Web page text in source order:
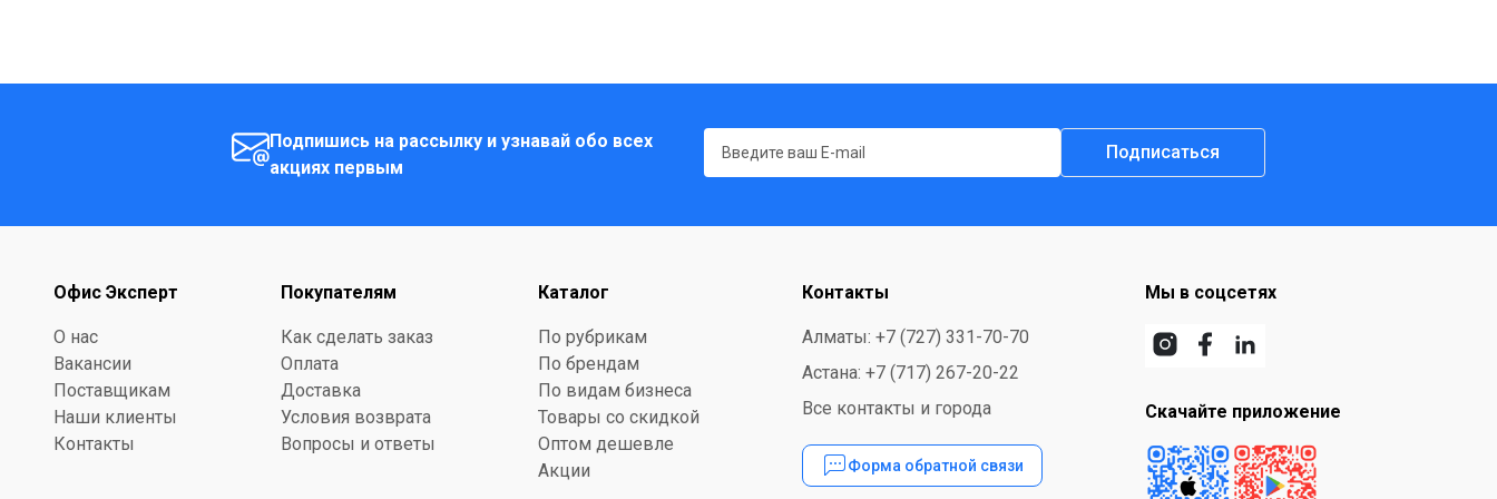
Подпишись на рассылку и узнавай обо всех
акциях первым
Подписаться
Офис Эксперт
О нас
Вакансии
Поставщикам
Наши клиенты
Контакты
Покупателям
Как сделать заказ
Оплата
Доставка
Условия возврата
Вопросы и ответы
Каталог
По рубрикам
По брендам
По видам бизнеса
Товары со скидкой
Оптом дешевле
Акции
Контакты
Алматы: +7 (727) 331-70-70
Астана: +7 (717) 267-20-22
Все контакты и города
Форма обратной связи
Мы в соцсетях
Скачайте приложение